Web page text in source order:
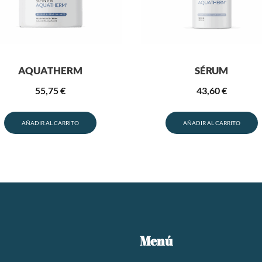
AQUATHERM
55,75€
AÑADIR AL CARRITO
SÉRUM
43,60€
AÑADIR AL CARRITO
Menú